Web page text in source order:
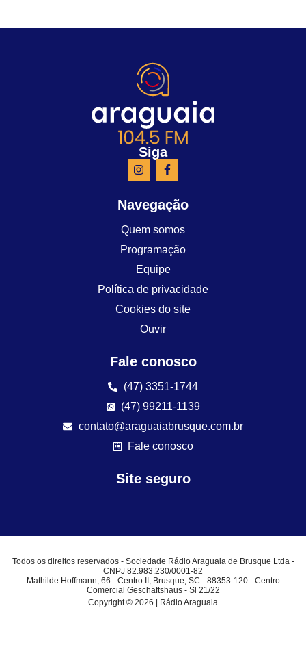
Siga
Navegação
Quem somos
Programação
Equipe
Política de privacidade
Cookies do site
Ouvir
Fale conosco
(47) 3351-1744
(47) 99211-1139
contato@araguaiabrusque.com.br
Fale conosco
Site seguro
Todos os direitos reservados - Sociedade Rádio Araguaia de Brusque Ltda -
CNPJ 82.983.230/0001-82
Mathilde Hoffmann, 66 - Centro II, Brusque, SC - 88353-120 - Centro
Comercial Geschäftshaus - Sl 21/22
Copyright © 2026 | Rádio Araguaia